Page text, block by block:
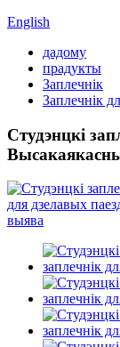
English
дадому
прадукты
Заплечнік
Заплечнік
Студэнцкі